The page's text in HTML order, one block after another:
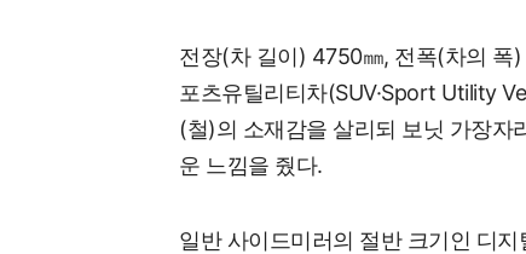
전장(차 길이) 4750㎜, 전폭(차의 폭
포츠유틸리티차(SUV·Sport Utility
(철)의 소재감을 살리되 보닛 가장자
운 느낌을 줬다.
일반 사이드미러의 절반 크기인 디